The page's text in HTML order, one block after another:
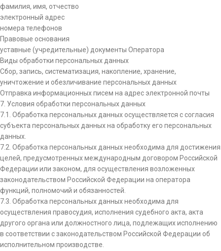
фамилия, имя, отчество
электронный адрес
номера телефонов
Правовые основания
уставные (учредительные) документы Оператора
Виды обработки персональных данных
Сбор, запись, систематизация, накопление, хранение,
уничтожение и обезличивание персональных данных
Отправка информационных писем на адрес электронной почты
7. Условия обработки персональных данных
7.1. Обработка персональных данных осуществляется с согласия
субъекта персональных данных на обработку его персональных
данных.
7.2. Обработка персональных данных необходима для достижения
целей, предусмотренных международным договором Российской
Федерации или законом, для осуществления возложенных
законодательством Российской Федерации на оператора
функций, полномочий и обязанностей.
7.3. Обработка персональных данных необходима для
осуществления правосудия, исполнения судебного акта, акта
другого органа или должностного лица, подлежащих исполнению
в соответствии с законодательством Российской Федерации об
исполнительном производстве.